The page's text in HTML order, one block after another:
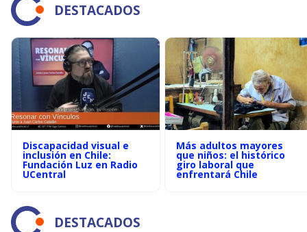
DESTACADOS
Discapacidad visual e
inclusión en Chile:
Fundación Luz en Radio
UCentral
Más adultos mayores
que niños: el histórico
giro laboral que
enfrentará Chile
DESTACADOS